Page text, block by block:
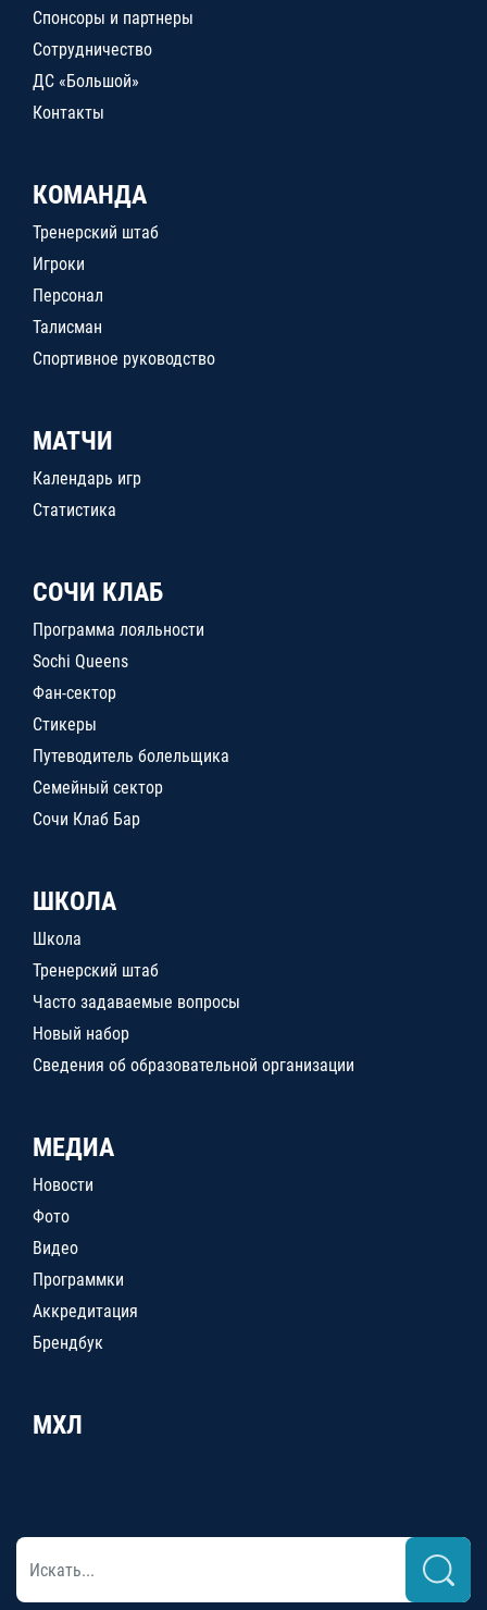
Спонсоры и партнеры
Сотрудничество
ДС «Большой»
Контакты
КОМАНДА
Тренерский штаб
Игроки
Персонал
Талисман
Спортивное руководство
МАТЧИ
Календарь игр
Статистика
СОЧИ КЛАБ
Программа лояльности
Sochi Queens
Фан-сектор
Стикеры
Путеводитель болельщика
Семейный сектор
Сочи Клаб Бар
ШКОЛА
Школа
Тренерский штаб
Часто задаваемые вопросы
Новый набор
Сведения об образовательной организации
МЕДИА
Новости
Фото
Видео
Программки
Аккредитация
Брендбук
МХЛ